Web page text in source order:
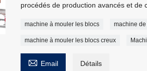
procédés de production avancés et de
machine à mouler les blocs machine
machine à mouler les blocs creux
 Email Détails